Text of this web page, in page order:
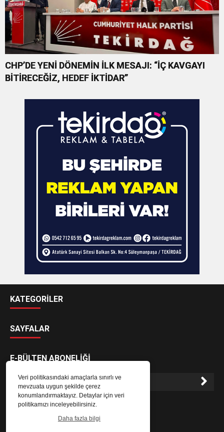
Veri politikasındaki amaçlarla sınırlı ve
mevzuata uygun şekilde çerez
konumlandırmaktayız. Detaylar için veri
politikamızı inceleyebilirsiniz.
Daha fazla bilgi
CHP’DE YENİ DÖNEMİN İLK MESAJI: “İÇ KAVGAYI
BİTİRECEĞİZ, HEDEF İKTİDAR”
KATEGORİLER
SAYFALAR
E-BÜLTEN ABONELİĞİ
E-Bülten aboneliği ile haberlere daha hızlı erişin.